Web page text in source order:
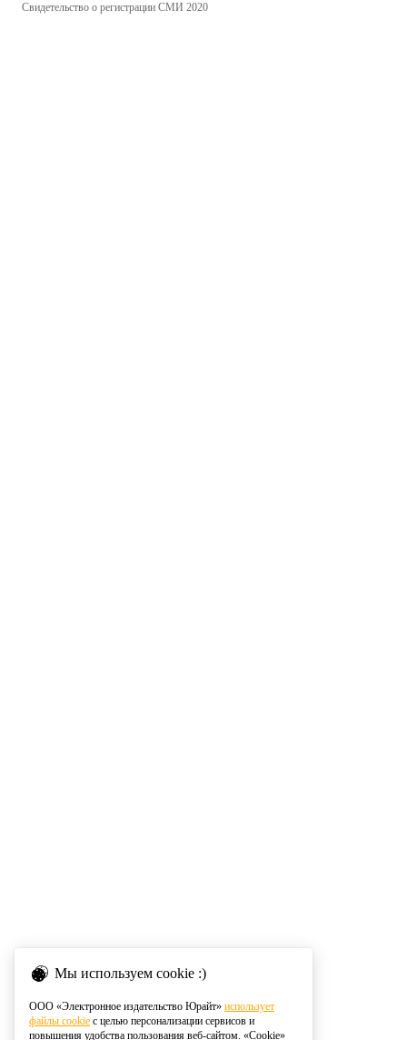
Мы используем cookie :)
ООО «Электронное издательство Юрайт» использует
файлы cookie с целью персонализации сервисов и
повышения удобства пользования веб-сайтом. «Cookie»
Свидетельство о регистрации СМИ 2020